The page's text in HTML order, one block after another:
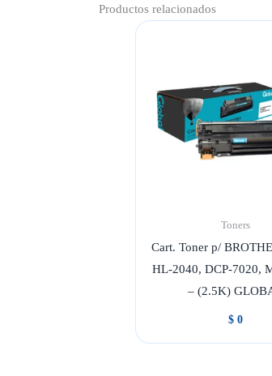
Productos relacionados
Toners
Cart. Toner p/
HL-2040, DCP-7020,
– (2.5K)
$ 0